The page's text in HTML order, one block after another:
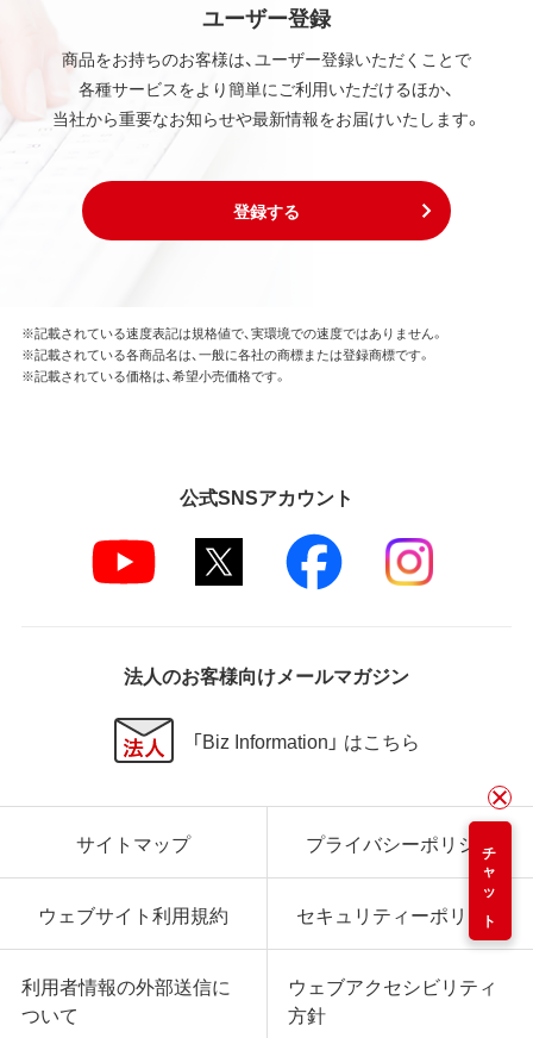
ユーザー登録
商品をお持ちのお客様は、ユーザー登録いただくことで
各種サービスをより簡単にご利用いただけるほか、
当社から重要なお知らせや最新情報をお届けいたします。
登録する
チャット
※記載されている速度表記は規格値で、実環境での速度ではありません。
※記載されている各商品名は、一般に各社の商標または登録商標です。
※記載されている価格は、希望小売価格です。
公式SNSアカウント
法人のお客様向けメールマガジン
「Biz Information」 はこちら
サイトマップ プライバシーポリシー
ウェブサイト利用規約 セキュリティーポリシー
利用者情報の外部送信に
ついて
ウェブアクセシビリティ
方針